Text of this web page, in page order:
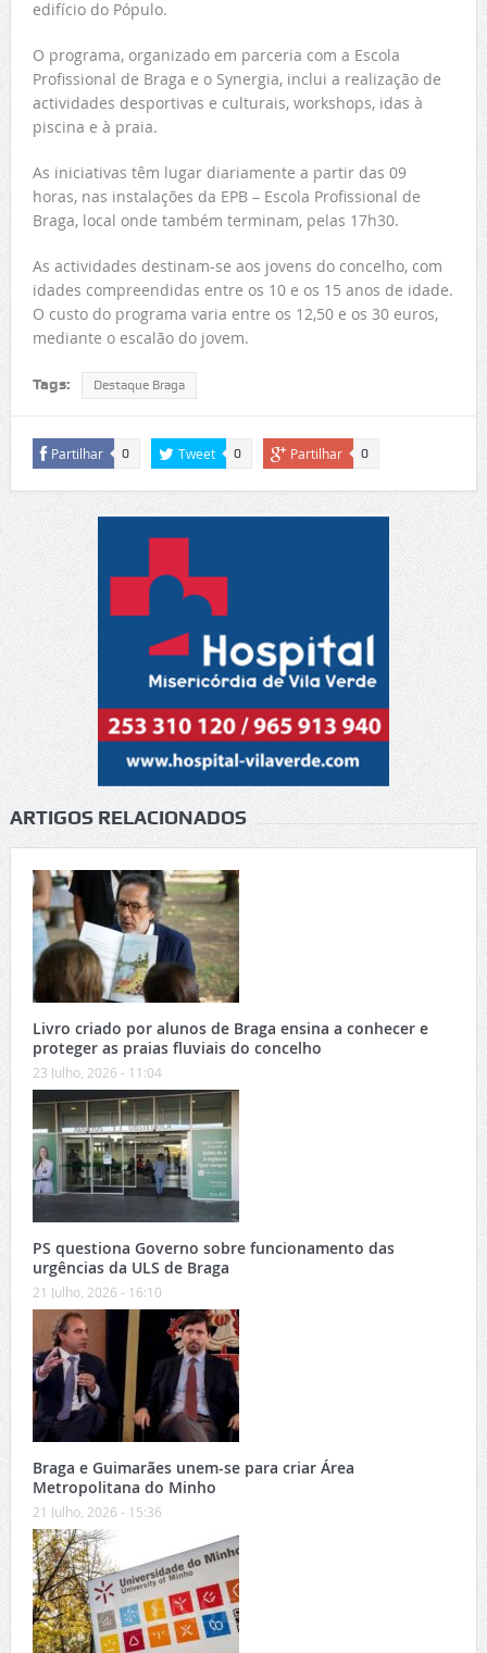
edifício do Pópulo.
O programa, organizado em parceria com a Escola
Profissional de Braga e o Synergia, inclui a realização de
actividades desportivas e culturais, workshops, idas à
piscina e à praia.
As iniciativas têm lugar diariamente a partir das 09
horas, nas instalações da EPB – Escola Profissional de
Braga, local onde também terminam, pelas 17h30.
As actividades destinam-se aos jovens do concelho, com
idades compreendidas entre os 10 e os 15 anos de idade.
O custo do programa varia entre os 12,50 e os 30 euros,
mediante o escalão do jovem.
Tags: Destaque Braga
Partilhar 0 Tweet 0 Partilhar 0
ARTIGOS RELACIONADOS
Livro criado por alunos de Braga ensina a conhecer e
proteger as praias fluviais do concelho
23 Julho, 2026 - 11:04
PS questiona Governo sobre funcionamento das
urgências da ULS de Braga
21 Julho, 2026 - 16:10
Braga e Guimarães unem-se para criar Área
Metropolitana do Minho
21 Julho, 2026 - 15:36